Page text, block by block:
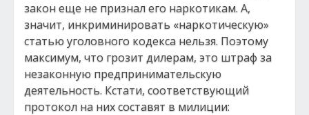
закон еще не признал его наркотикам. А,
значит, инкриминировать «наркотическую»
статью уголовного кодекса нельзя. Поэтому
максимум, что грозит дилерам, это штраф за
незаконную предпринимательскую
деятельность. Кстати, соответствующий
протокол на них составят в милиции: